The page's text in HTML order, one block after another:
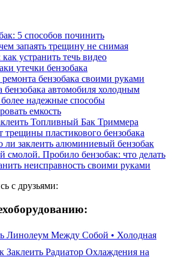
5 способов починить
запаять трещину не снимая
устранить течь видео
утечки бензобака
бензобака своими руками
бензобака автомобиля холодным
надежные способы
емкость
Топливный Бак Триммера
трещины пластикового бензобака
заклеить алюминиевый бензобак
смолой. Пробило бензобак: что делать
неисправность своими руками
с друзьями:
Линолеум Между Собой • Холодная
Заклеить Радиатор Охлаждения на